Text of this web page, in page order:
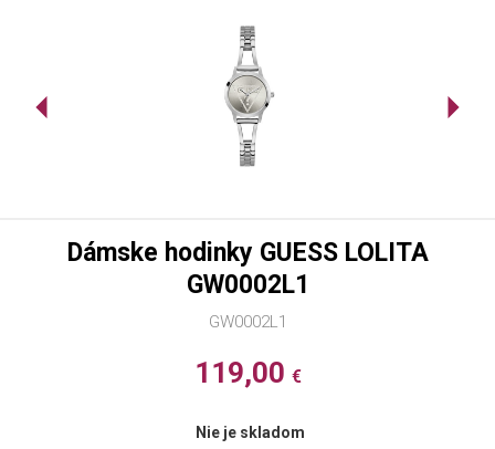
GW0002L1
Dámske hodinky GUESS LOLITA
GW0002L1
119,00 €
Nie je skladom